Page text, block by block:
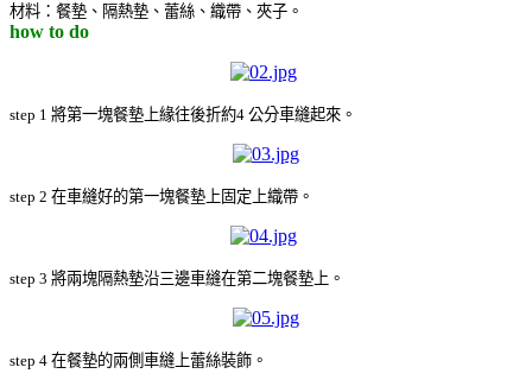
材料：餐墊、隔熱墊、蕾絲、織帶、夾子。
how to do
step 1 將第一塊餐墊上緣往後折約4 公分車縫起來。
step 2 在車縫好的第一塊餐墊上固定上織帶。
step 3 將兩塊隔熱墊沿三邊車縫在第二塊餐墊上。
step 4 在餐墊的兩側車縫上蕾絲裝飾。